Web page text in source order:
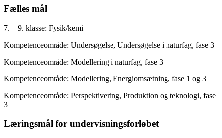
Fælles mål
7. – 9. klasse: Fysik/kemi
Kompetenceområde: Undersøgelse, Undersøgelse i naturfag, fase 3
Kompetenceområde: Modellering i naturfag, fase 3
Kompetenceområde: Modellering, Energiomsætning, fase 1 og 3
Kompetenceområde: Perspektivering, Produktion og teknologi, fase
3
Læringsmål for undervisningsforløbet